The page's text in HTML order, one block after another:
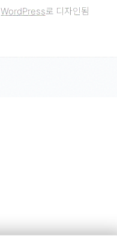
WordPress로 디자인됨